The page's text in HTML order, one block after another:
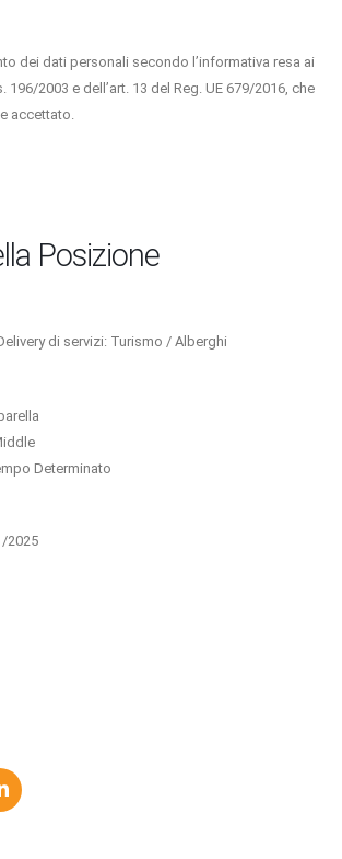
dei dati personali secondo l’informativa resa ai
196/2003 e dell’art. 13 del Reg. UE 679/2016, che
accettato.
Posizione
di servizi: Turismo / Alberghi
Determinato
2025